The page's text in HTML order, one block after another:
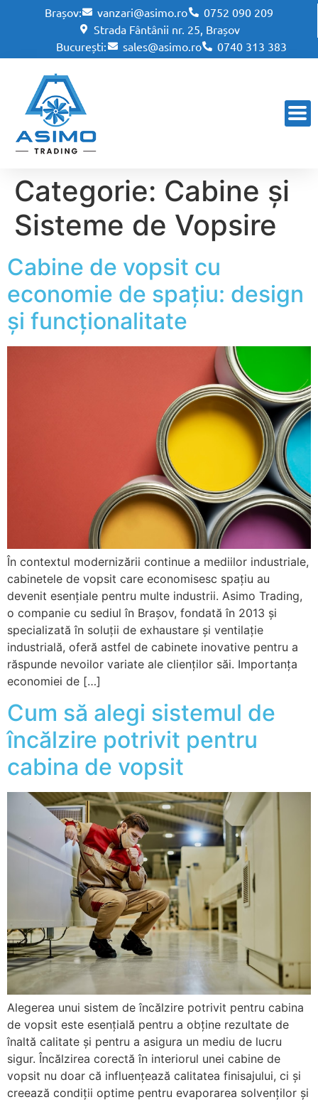
Brașov: vanzari@asimo.ro
0752 090 209
Strada Fântânii nr. 25, Brașov
București:
sales@asimo.ro 0740 313 383
Categorie: Cabine și
Sisteme de Vopsire
Cabine de vopsit cu
economie de spațiu: design
și funcționalitate
În contextul modernizării continue a mediilor industriale,
cabinetele de vopsit care economisesc spațiu au
devenit esențiale pentru multe industrii. Asimo Trading,
o companie cu sediul în Brașov, fondată în 2013 și
specializată în soluții de exhaustare și ventilație
industrială, oferă astfel de cabinete inovative pentru a
răspunde nevoilor variate ale clienților săi. Importanța
economiei de […]
Cum să alegi sistemul de
încălzire potrivit pentru
cabina de vopsit
Alegerea unui sistem de încălzire potrivit pentru cabina
de vopsit este esențială pentru a obține rezultate de
înaltă calitate și pentru a asigura un mediu de lucru
sigur. Încălzirea corectă în interiorul unei cabine de
vopsit nu doar că influențează calitatea finisajului, ci și
creează condiții optime pentru evaporarea solvenților și